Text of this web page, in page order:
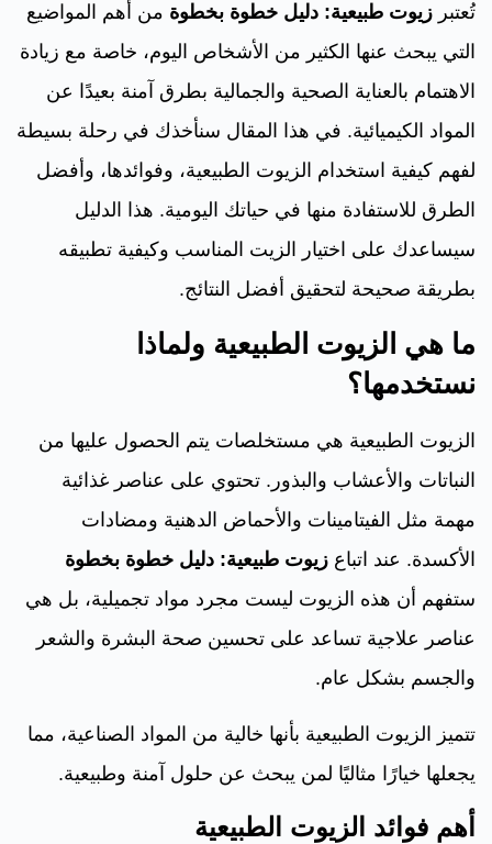
تُعتبر زيوت طبيعية: دليل خطوة بخطوة من أهم المواضيع
التي يبحث عنها الكثير من الأشخاص اليوم، خاصة مع زيادة
الاهتمام بالعناية الصحية والجمالية بطرق آمنة بعيدًا عن
المواد الكيميائية. في هذا المقال سنأخذك في رحلة بسيطة
لفهم كيفية استخدام الزيوت الطبيعية، وفوائدها، وأفضل
الطرق للاستفادة منها في حياتك اليومية. هذا الدليل
سيساعدك على اختيار الزيت المناسب وكيفية تطبيقه
بطريقة صحيحة لتحقيق أفضل النتائج.
ما هي الزيوت الطبيعية ولماذا
نستخدمها؟
الزيوت الطبيعية هي مستخلصات يتم الحصول عليها من
النباتات والأعشاب والبذور. تحتوي على عناصر غذائية
مهمة مثل الفيتامينات والأحماض الدهنية ومضادات
الأكسدة. عند اتباع زيوت طبيعية: دليل خطوة بخطوة
ستفهم أن هذه الزيوت ليست مجرد مواد تجميلية، بل هي
عناصر علاجية تساعد على تحسين صحة البشرة والشعر
والجسم بشكل عام.
تتميز الزيوت الطبيعية بأنها خالية من المواد الصناعية، مما
يجعلها خيارًا مثاليًا لمن يبحث عن حلول آمنة وطبيعية.
أهم فوائد الزيوت الطبيعية